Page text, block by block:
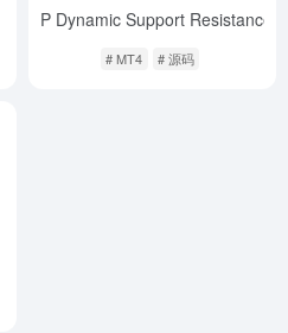
VIP Dynamic Support Resistance
# MT4 # 源码